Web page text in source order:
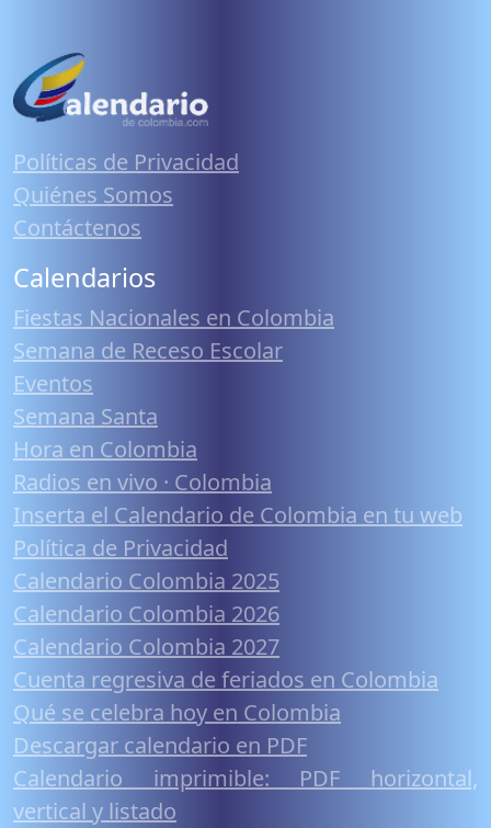
Políticas de Privacidad
Quiénes Somos
Contáctenos
Calendarios
Fiestas Nacionales en Colombia
Semana de Receso Escolar
Eventos
Semana Santa
Hora en Colombia
Radios en vivo · Colombia
Inserta el Calendario de Colombia en tu web
Política de Privacidad
Calendario Colombia 2025
Calendario Colombia 2026
Calendario Colombia 2027
Cuenta regresiva de feriados en Colombia
Qué se celebra hoy en Colombia
Descargar calendario en PDF
Calendario imprimible: PDF horizontal,
vertical y listado